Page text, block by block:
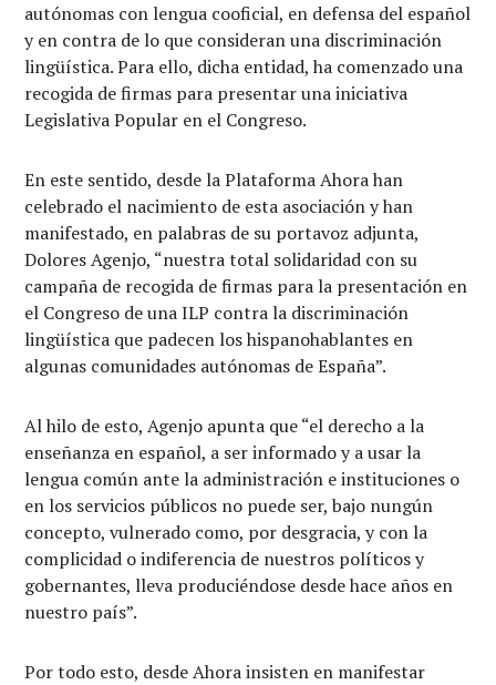
autónomas con lengua cooficial, en defensa del español
y en contra de lo que consideran una discriminación
lingüística. Para ello, dicha entidad, ha comenzado una
recogida de firmas para presentar una iniciativa
Legislativa Popular en el Congreso.
En este sentido, desde la Plataforma Ahora han
celebrado el nacimiento de esta asociación y han
manifestado, en palabras de su portavoz adjunta,
Dolores Agenjo, “nuestra total solidaridad con su
campaña de recogida de firmas para la presentación en
el Congreso de una ILP contra la discriminación
lingüística que padecen los hispanohablantes en
algunas comunidades autónomas de España”.
Al hilo de esto, Agenjo apunta que “el derecho a la
enseñanza en español, a ser informado y a usar la
lengua común ante la administración e instituciones o
en los servicios públicos no puede ser, bajo nungún
concepto, vulnerado como, por desgracia, y con la
complicidad o indiferencia de nuestros políticos y
gobernantes, lleva produciéndose desde hace años en
nuestro país”.
Por todo esto, desde Ahora insisten en manifestar